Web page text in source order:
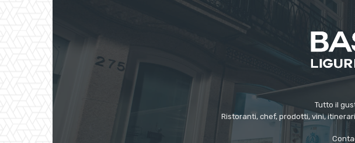
Tutto il
Ristoranti, chef, prodotti, vini,